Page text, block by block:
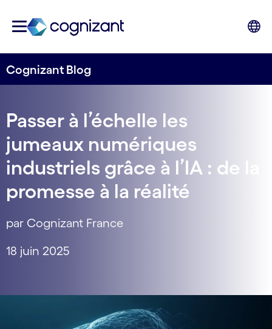
Cognizant Blog
Passer à l’échelle les
jumeaux numériques
industriels grâce à l’IA : de la
promesse à la réalité
par Cognizant France
18 juin 2025